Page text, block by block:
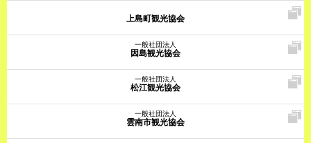
上島町観光協会
一般社団法人
因島観光協会
一般社団法人
松江観光協会
一般社団法人
雲南市観光協会